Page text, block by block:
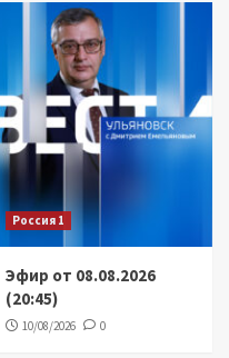
Россия 1
Эфир от 08.08.2026
(20:45)
10/08/2026 0